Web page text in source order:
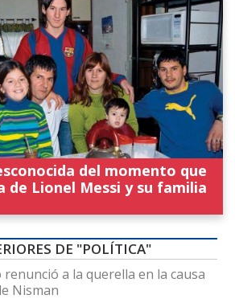
del momento que
de Lionel Messi y su familia
DE "POLÍTICA"
a la querella en la causa
Nisman